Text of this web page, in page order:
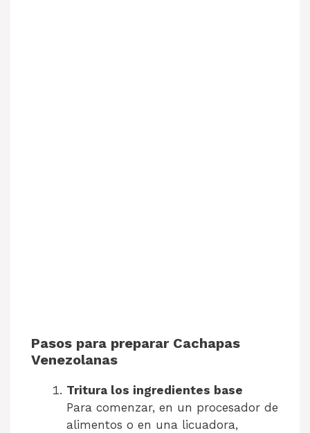
Pasos para preparar Cachapas
Venezolanas
Tritura los ingredientes base
Para comenzar, en un procesador de
alimentos o en una licuadora,